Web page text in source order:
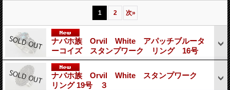
1 2 次»
ナバホ族 Orvil White アパッチブルータ
ーコイズ スタンプワーク リング 16号
ナバホ族 Orvil White スタンプワーク
リング 19号 ３